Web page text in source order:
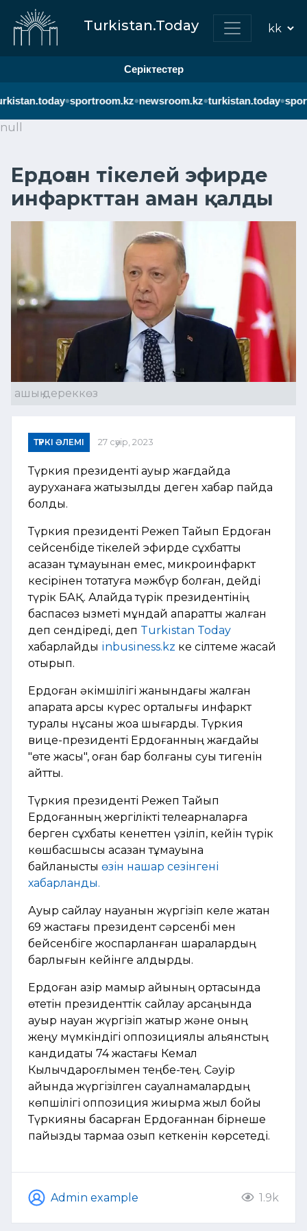
Turkistan.Today
Серіктестер
•sportroom.kz•newsroom.kz•turkistan.today•
null
Ердоған тікелей эфирде
инфаркттан аман қалды
ашық дереккөз
ТҮРКІ ӘЛЕМІ 27 сәуір, 2023
Түркия президенті ауыр жағдайда
ауруханаға жатқызылды деген хабар пайда
болды.
Түркия президенті Режеп Тайып Ердоған
сейсенбіде тікелей эфирде сұхбатты
асқазан тұмауынан емес, микроинфаркт
кесірінен тоқтатуға мәжбүр болған, дейді
түрік БАҚ. Алайда түрік президентінің
баспасөз қызметі мұндай ақпаратты жалған
деп сендіреді, деп Turkistan Today
хабарлайды inbusiness.kz ке сілтеме жасай
отырып.
Ердоған әкімшілігі жанындағы жалған
ақпаратқа қарсы күрес орталығы инфаркт
туралы нұсқаны жоққа шығарды. Түркия
вице-президенті Ердоғанның жағдайы
"өте жақсы", оған бар болғаны суық тигенін
айтты.
Түркия президенті Режеп Тайып
Ердоғанның жергілікті телеарналарға
берген сұхбаты кенеттен үзіліп, кейін түрік
көшбасшысы асқазан тұмауына
байланысты өзін нашар сезінгені
хабарланды.
Ауыр сайлау науқанын жүргізіп келе жатқан
69 жастағы президент сәрсенбі мен
бейсенбіге жоспарланған шаралардың
барлығын кейінге қалдырды.
Ердоған қазір мамыр айының ортасында
өтетін президенттік сайлау қарсаңында
ауыр науқан жүргізіп жатыр және оның
жеңу мүмкіндігі оппозициялық альянстың
кандидаты 74 жастағы Кемал
Кылычдароғлымен теңбе-тең. Сәуір
айында жүргізілген сауалнамалардың
көпшілігі оппозиция жиырма жыл бойы
Түркияны басқарған Ердоғаннан бірнеше
пайыздық тармаққа озып кеткенін көрсетеді.
Admin example 1.9k